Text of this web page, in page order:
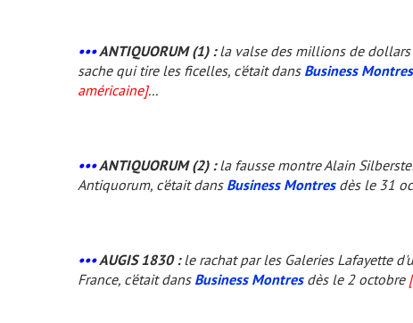
•••ANTIQUORUM (1) : la valse des millions de dollars
sache qui tire les ficelles, c'était dans Business Montres
américaine]...
•••ANTIQUORUM (2) :la fausse montre Alain
Antiquorum, c'était dans Business Montresdès le 31
•••AUGIS 1830 :le rachat par les Galeries Lafayette
France, c'était dans Business Montresdès le 2 octobre